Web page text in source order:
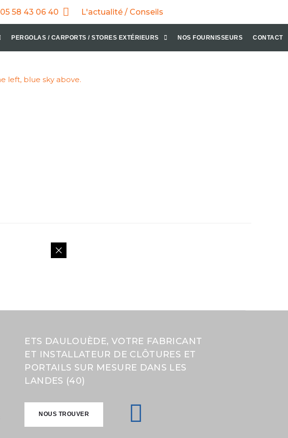
05 58 43 06 40 L'actualité / Conseils
PERGOLAS / CARPORTS / STORES EXTÉRIEURS NOS FOURNISSEURS CONTACT
ETS DAULOUÈDE, VOTRE FABRICANT
ET INSTALLATEUR DE CLÔTURES ET
PORTAILS SUR MESURE DANS LES
LANDES (40)
NOUS TROUVER